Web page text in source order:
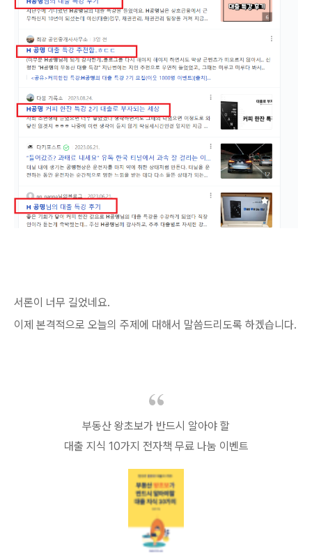
서론이 너무 길었네요.
이제 본격적으로 오늘의 주제에 대해서 말씀드리도록 하겠습니다.
부동산 왕초보가 반드시 알아야 할
대출 지식 10가지 전자책 무료 나눔 이벤트